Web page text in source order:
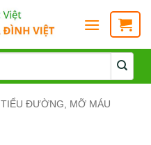
TIỂU ĐƯỜNG, MỠ MÁU